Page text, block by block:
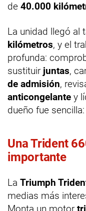
de 40.000
La unidad llegó al
kilómetros, y el
profunda:
sustituir juntas,
de admisión,
anticongelante y
dueño fue
Una Trident
importante
La Triumph
medias más